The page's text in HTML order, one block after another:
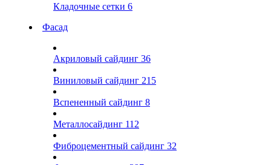
Кладочные сетки 6
Фасад
Акриловый сайдинг 36
Виниловый сайдинг 215
Вспененный сайдинг 8
Металлосайдинг 112
Фиброцементный сайдинг 32